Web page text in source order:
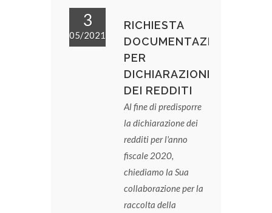
3
05/2021
RICHIESTA
DOCUMENTAZIONE
PER
DICHIARAZIONE
DEI REDDITI
Al fine di predisporre
la dichiarazione dei
redditi per l'anno
fiscale 2020,
chiediamo la Sua
collaborazione per la
raccolta della